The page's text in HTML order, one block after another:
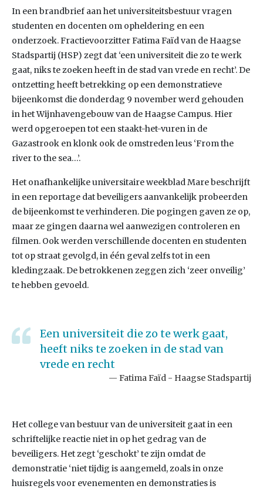
In een brandbrief aan het universiteitsbestuur vragen
studenten en docenten om opheldering en een
onderzoek. Fractievoorzitter Fatima Faïd van de Haagse
Stadspartij (HSP) zegt dat ‘een universiteit die zo te werk
gaat, niks te zoeken heeft in de stad van vrede en recht’. De
ontzetting heeft betrekking op een demonstratieve
bijeenkomst die donderdag 9 november werd gehouden
in het Wijnhavengebouw van de Haagse Campus. Hier
werd opgeroepen tot een staakt-het-vuren in de
Gazastrook en klonk ook de omstreden leus ‘From the
river to the sea…’.
Het onafhankelijke universitaire weekblad Mare beschrijft
in een reportage dat beveiligers aanvankelijk probeerden
de bijeenkomst te verhinderen. Die pogingen gaven ze op,
maar ze gingen daarna wel aanwezigen controleren en
filmen. Ook werden verschillende docenten en studenten
tot op straat gevolgd, in één geval zelfs tot in een
kledingzaak. De betrokkenen zeggen zich ‘zeer onveilig’
te hebben gevoeld.
Een universiteit die zo te werk gaat,
heeft niks te zoeken in de stad van
vrede en recht
Fatima Faïd - Haagse Stadspartij
Het college van bestuur van de universiteit gaat in een
schriftelijke reactie niet in op het gedrag van de
beveiligers. Het zegt ‘geschokt’ te zijn omdat de
demonstratie ‘niet tijdig is aangemeld, zoals in onze
huisregels voor evenementen en demonstraties is